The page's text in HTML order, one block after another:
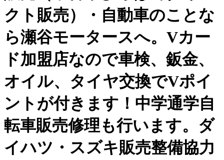
クト販売）・自動車のことな
ら瀬谷モータースへ。Vカー
ド加盟店なので車検、鈑金、
オイル、タイヤ交換でVポイ
ントが付きます！中学通学自
転車販売修理も行います。ダ
イハツ・スズキ販売整備協力